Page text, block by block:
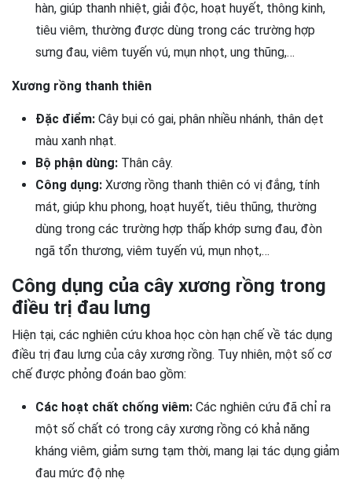
hàn, giúp thanh nhiệt, giải độc, hoạt huyết, thông kinh,
tiêu viêm, thường được dùng trong các trường hợp
sưng đau, viêm tuyến vú, mụn nhọt, ung thũng,…
Xương rồng thanh thiên
Đặc điểm: Cây bụi có gai, phân nhiều nhánh, thân dẹt
màu xanh nhạt.
Bộ phận dùng: Thân cây.
Công dụng: Xương rồng thanh thiên có vị đắng, tính
mát, giúp khu phong, hoạt huyết, tiêu thũng, thường
dùng trong các trường hợp thấp khớp sưng đau, đòn
ngã tổn thương, viêm tuyến vú, mụn nhọt,…
Công dụng của cây xương rồng trong
điều trị đau lưng
Hiện tại, các nghiên cứu khoa học còn hạn chế về tác dụng
điều trị đau lưng của cây xương rồng. Tuy nhiên, một số cơ
chế được phỏng đoán bao gồm:
Các hoạt chất chống viêm: Các nghiên cứu đã chỉ ra
một số chất có trong cây xương rồng có khả năng
kháng viêm, giảm sưng tạm thời, mang lại tác dụng giảm
đau mức độ nhẹ